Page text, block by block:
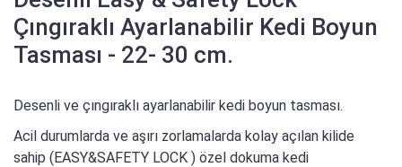
Çıngıraklı Ayarlanabilir Kedi Boyun
Tasması - 22- 30 cm.
Desenli ve çıngıraklı ayarlanabilir kedi boyun tasması.
Acil durumlarda ve aşırı zorlamalarda kolay açılan kilide
sahip (EASY&SAFETY LOCK ) özel dokuma kedi